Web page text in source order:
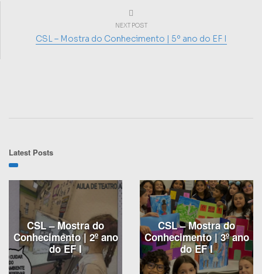
NEXT POST
CSL – Mostra do Conhecimento | 5º ano do EF I
Latest Posts
CSL – Mostra do
Conhecimento | 2º ano
do EF I
CSL – Mostra do
Conhecimento | 3º ano
do EF I